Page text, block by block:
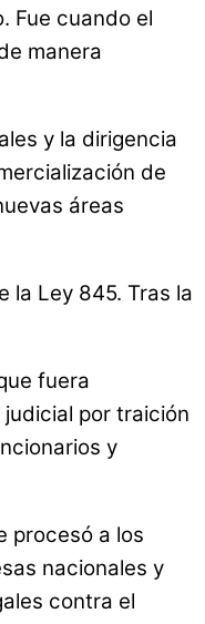
Fue cuando el
manera
y la dirigencia
de
áreas
la Ley 845. Tras la
fuera
por traición
y
procesó a los
nacionales y
contra el